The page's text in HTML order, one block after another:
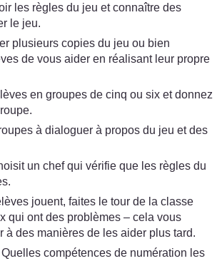
les règles du jeu et connaître des
le jeu.
plusieurs copies du jeu ou bien
de vous aider en réalisant leur propre
en groupes de cinq ou six et donnez
à dialoguer à propos du jeu et des
un chef qui vérifie que les règles du
jouent, faites le tour de la classe
qui ont des problèmes – cela vous
à des manières de les aider plus tard.
compétences de numération les